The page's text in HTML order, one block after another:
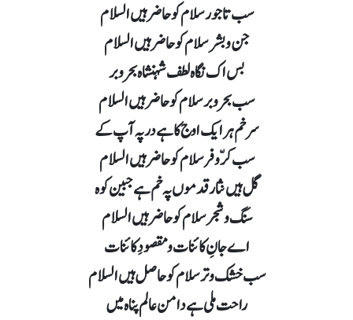
سب تاجور سلام کو حاضر ہیں السلام
جن و بشر سلام کو حاضر ہیں السلام
بس اک نگاہ لطف شہنشاہ بحر و بر
سب بحر و بر سلام کو حاضر ہیں السلام
سرخم ہر ایک اوج کا ہے در پہ آپ کے
سب کرّ وفر سلام کو حاضر ہیں السلام
گل ہیں نثار قدموں پہ خم ہے جبین کوہ
سنگ و شجر سلام کو حاضر ہیں السلام
اے جانِ کائنات و مقصودِ کائنات
سب خشک و تر سلام کو حاصل ہیں السلام
راحت ملی ہے دامن عالم پناہ میں